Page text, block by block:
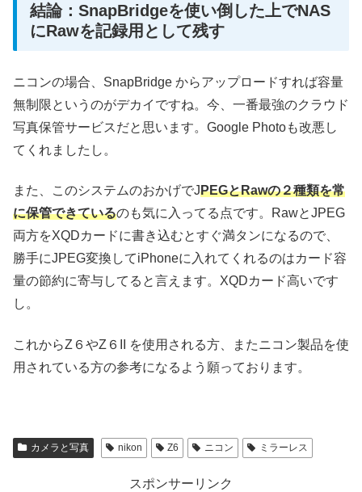
結論：SnapBridgeを使い倒した上でNAS
にRawを記録用として残す
ニコンの場合、SnapBridge からアップロードすれば容量
無制限というのがデカイですね。今、一番最強のクラウド
写真保管サービスだと思います。Google Photoも改悪し
てくれましたし。
また、このシステムのおかげでJPEGとRawの２種類を常
に保管できているのも気に入ってる点です。RawとJPEG
両方をXQDカードに書き込むとすぐ満タンになるので、
勝手にJPEG変換してiPhoneに入れてくれるのはカード容
量の節約に寄与してると言えます。XQDカード高いです
し。
これからZ６やZ６II を使用される方、またニコン製品を使
用されている方の参考になるよう願っております。
カメラと写真 nikon Z6 ニコン ミラーレス
スポンサーリンク